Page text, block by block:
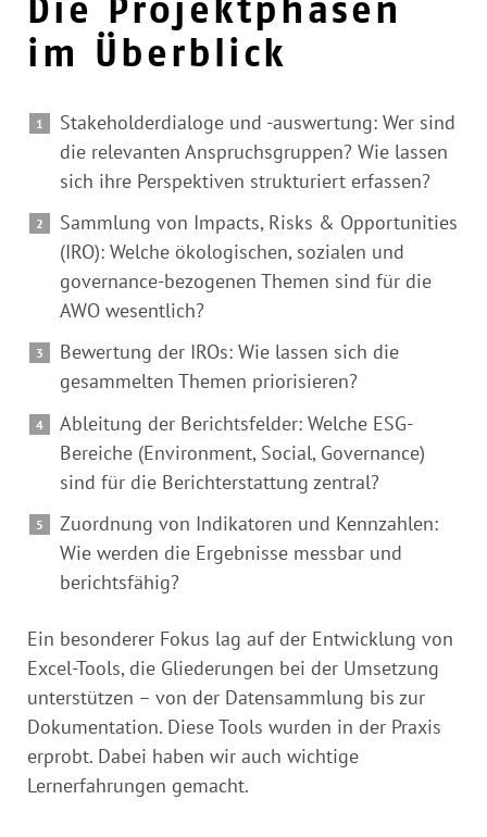
Die Projektphasen
im Überblick
Stakeholderdialoge und -auswertung: Wer sind
die relevanten Anspruchsgruppen? Wie lassen
sich ihre Perspektiven strukturiert erfassen?
Sammlung von Impacts, Risks & Opportunities
(IRO): Welche ökologischen, sozialen und
governance-bezogenen Themen sind für die
AWO wesentlich?
Bewertung der IROs: Wie lassen sich die
gesammelten Themen priorisieren?
Ableitung der Berichtsfelder: Welche ESG-
Bereiche (Environment, Social, Governance)
sind für die Berichterstattung zentral?
Zuordnung von Indikatoren und Kennzahlen:
Wie werden die Ergebnisse messbar und
berichtsfähig?
Ein besonderer Fokus lag auf der Entwicklung von
Excel-Tools, die Gliederungen bei der Umsetzung
unterstützen – von der Datensammlung bis zur
Dokumentation. Diese Tools wurden in der Praxis
erprobt. Dabei haben wir auch wichtige
Lernerfahrungen gemacht.